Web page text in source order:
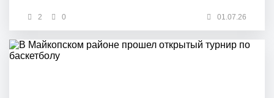
2 0 01.07.26